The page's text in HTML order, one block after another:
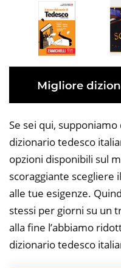
Se sei qui,
dizionario tedesco
opzioni disponibili sul
scoraggiante scegliere
alle tue esigenze.
stessi per giorni su un
alla fine l’abbiamo
dizionario tedesco